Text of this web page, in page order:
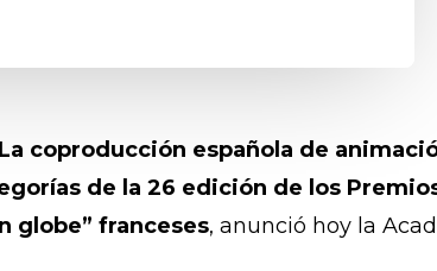
La coproducción española de
de la 26 edición de los
globe” franceses, anunció hoy la